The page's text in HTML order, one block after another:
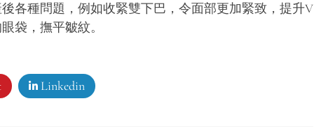
各種問題，例如收緊雙下巴，令面部更加緊致，提升V
袋，撫平皺紋。
Linkedin